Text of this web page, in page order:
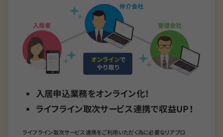
入居申込業務をオンライン化！
ライフライン取次サービス連携で収益UP！
ライフライン取次サービス連携をご利用いただく為に必要なリアプロ